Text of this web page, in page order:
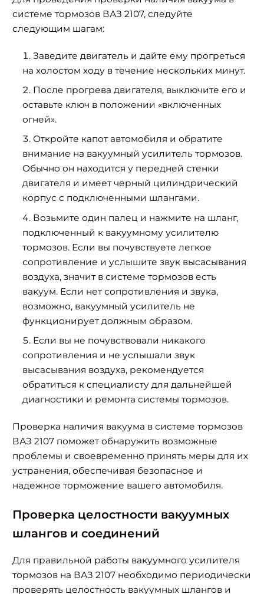
системе тормозов ВАЗ 2107, следуйте
следующим шагам:
Заведите двигатель и дайте ему прогреться
на холостом ходу в течение нескольких минут.
После прогрева двигателя, выключите его и
оставьте ключ в положении «включенных
огней».
Откройте капот автомобиля и обратите
внимание на вакуумный усилитель тормозов.
Обычно он находится у передней стенки
двигателя и имеет черный цилиндрический
корпус с подключенными шлангами.
Возьмите один палец и нажмите на шланг,
подключенный к вакуумному усилителю
тормозов. Если вы почувствуете легкое
сопротивление и услышите звук высасывания
воздуха, значит в системе тормозов есть
вакуум. Если нет сопротивления и звука,
возможно, вакуумный усилитель не
функционирует должным образом.
Если вы не почувствовали никакого
сопротивления и не услышали звук
высасывания воздуха, рекомендуется
обратиться к специалисту для дальнейшей
диагностики и ремонта системы тормозов.
Проверка наличия вакуума в системе тормозов
ВАЗ 2107 поможет обнаружить возможные
проблемы и своевременно принять меры для их
устранения, обеспечивая безопасное и
надежное торможение вашего автомобиля.
Проверка целостности вакуумных
шлангов и соединений
Для правильной работы вакуумного усилителя
тормозов на ВАЗ 2107 необходимо периодически
проверять целостность вакуумных шлангов и